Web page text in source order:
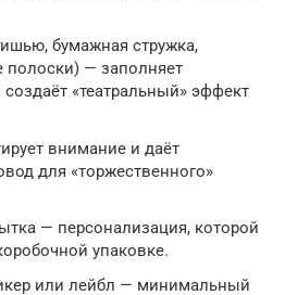
бумажная стружка,
полоски) — заполняет
создаёт «театральный» эффект
внимание и даёт
для «торжественного»
— персонализация, которой
упаковке.
или лейбл — минимальный